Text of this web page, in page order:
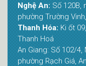
Nghệ An: Số 120B,
phường Trường
Thanh Hóa: Ki ốt
Thanh Hoá
An Giang: Số 102/4,
phường Rạch Giá,